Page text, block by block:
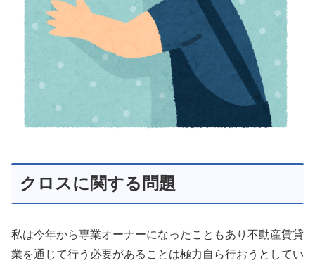
クロスに関する問題
私は今年から専業オーナーになったこともあり不動産賃貸
業を通じて行う必要があることは極力自ら行おうとしてい